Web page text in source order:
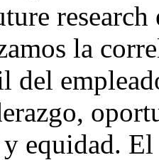
la
del
equidad.